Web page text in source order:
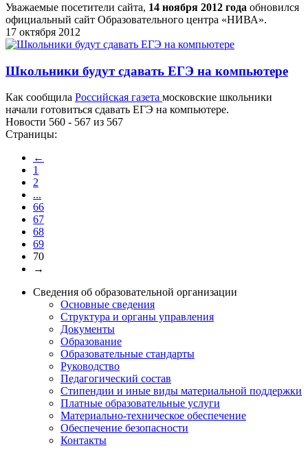
Уважаемые посетители сайта, 14 ноября 2012 года обновился
официальный сайт Образовательного центра «НИВА».
17 октября 2012
Школьники будут сдавать ЕГЭ на компьютере
Как сообщила Российская газета московские школьники
начали готовиться сдавать ЕГЭ на компьютере.
Новости 560 - 567 из 567
Страницы:
←
1
2
...
66
67
68
69
70
→
Сведения об образовательной организации
Основные сведения
Структура и органы управления
Документы
Образование
Образовательные стандарты
Руководство
Педагогический состав
Стипендии и иные виды материальной поддержки
Платные образовательные услуги
Материально-техническое обеспечение
Обеспечение безопасности
Контакты